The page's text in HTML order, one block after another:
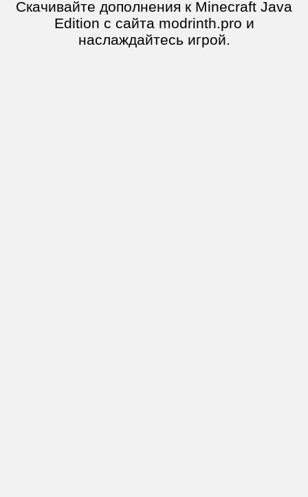
Скачивайте дополнения к Minecraft Java
Edition с сайта modrinth.pro и